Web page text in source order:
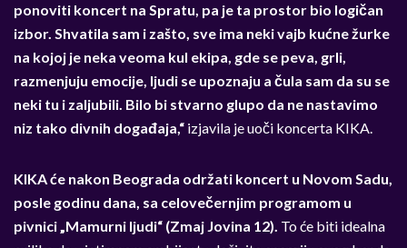
ponoviti koncert na Spratu, pa je ta prostor bio logičan
izbor. Shvatila sam i zašto, sve ima neki vajb kućne žurke
na kojoj je neka veoma kul ekipa, gde se peva, grli,
razmenjuju emocije, ljudi se upoznaju a čula sam da su se
neki tu i zaljubili. Bilo bi stvarno glupo da ne nastavimo
niz tako divnih događaja,“ izjavila je uoči koncerta KIKA.
KIKA će nakon Beograda održati koncert u Novom Sadu,
posle godinu dana, sa celovečernjim programom u
pivnici „Mamurni ljudi“ (Zmaj Jovina 12). To će biti idealna